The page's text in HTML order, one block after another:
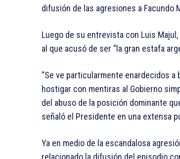
difusión de las agresiones a Facundo
Luego de su entrevista con Luis
al que acusó de ser “la gran estafa
“Se ve particularmente enardecidos a
hostigar con mentiras al Gobierno
del abuso de la posición dominante
señaló el Presidente en una extensa
Ya en medio de la escandalosa
relacionado la difusión del episodio